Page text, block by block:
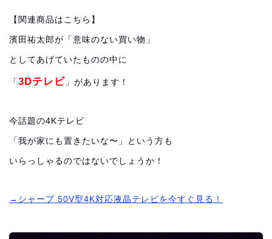
【関連商品はこちら】
濱田祐太郎が「意味のない買い物」
としてあげていたものの中に
「 3Dテレビ 」があります！
今話題の4Kテレビ
「我が家にも置きたいな〜」という方も
いらっしゃるのではないでしょうか！
→シャープ 50V型4K対応液晶テレビを今すぐ見る！